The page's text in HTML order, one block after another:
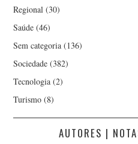
Regional (30)
Saúde (46)
Sem categoria (136)
Sociedade (382)
Tecnologia (2)
Turismo (8)
AUTORES |